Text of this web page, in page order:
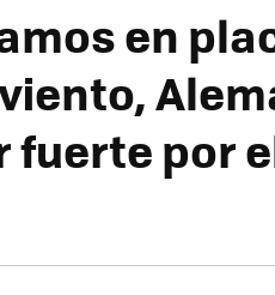
en
fuerte por